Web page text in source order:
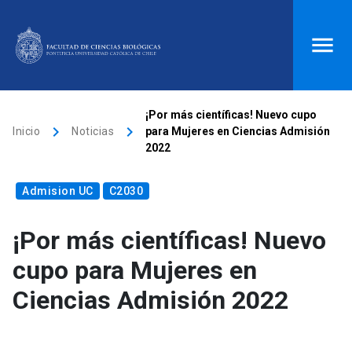
Biblioteca launch Donaciones launch
Quiénes somos
Inicio keyboard_arrow_right Noticias keyboard_arrow_right
¡Por más científicas! Nuevo cupo
para Mujeres en Ciencias Admisión
2022
Admision UC C2030
¡Por más científicas! Nuevo
cupo para Mujeres en
Ciencias Admisión 2022